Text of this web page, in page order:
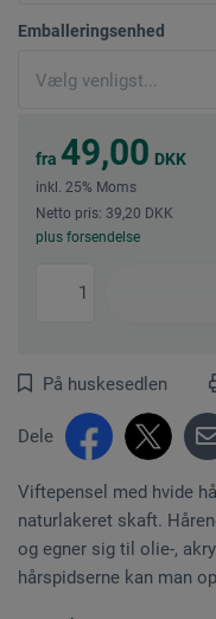
Emballeringsenhed
fra 49,00 DKK
inkl. 25% Moms
Netto pris: 39,20 DKK
plus forsendelse
På huskesedlen
Dele
Viftepensel med hvide
naturlakeret skaft.
og egner sig til olie-,
hårspidserne kan man